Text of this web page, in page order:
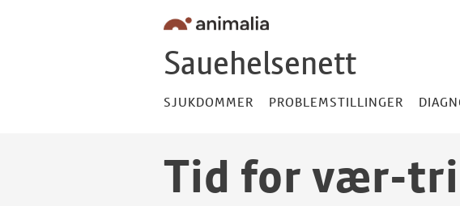
Sauehelsenett
SJUKDOMMER PROBLEMSTILLINGER
Tid for vær-